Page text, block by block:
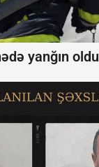
yanğın oldu